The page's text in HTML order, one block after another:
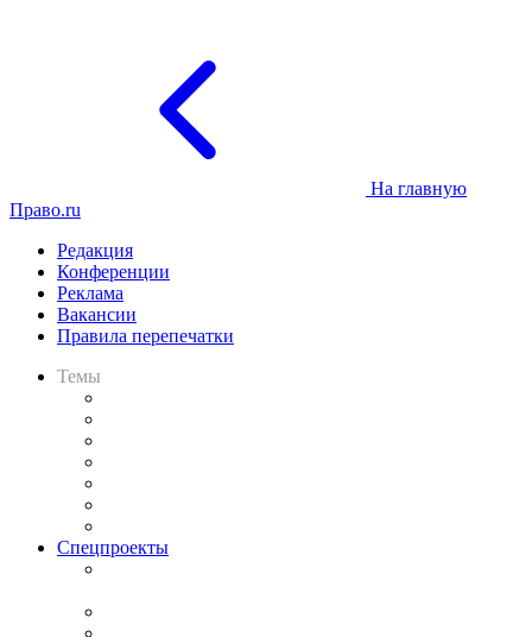
На главную
Право.ru
Редакция
Конференции
Реклама
Вакансии
Правила перепечатки
Темы
Спецпроекты